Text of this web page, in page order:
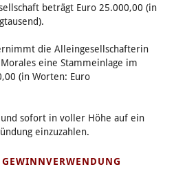
beträgt Euro 25.000,00 (in
die Alleingesellschafterin
eine Stammeinlage im
(in Worten: Euro
sofort in voller Höhe auf ein
einzuzahlen.